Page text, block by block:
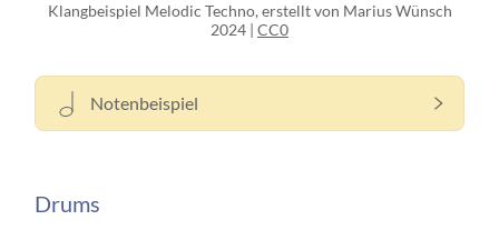
Klangbeispiel Melodic Techno, erstellt von Marius Wünsch
2024 | CC0
Notenbeispiel
Drums